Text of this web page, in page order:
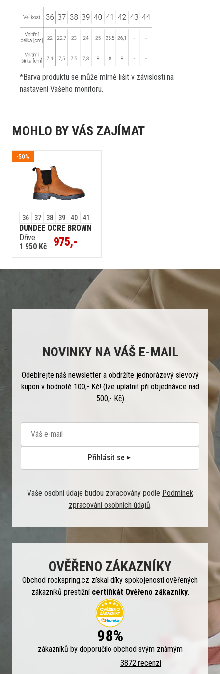
*Barva produktu se může mírně lišit v závislosti na
nastavení Vašeho monitoru.
MOHLO BY VÁS ZAJÍMAT
-50%
36 37 38 39 40 41
DUNDEE OCRE BROWN
Dříve
1 950 Kč
975,-
NOVINKY NA VÁŠ E-MAIL
Odebírejte náš newsletter a obdržíte jednorázový slevový
kupon v hodnotě 100,- Kč! (lze uplatnit při objednávce nad
500,- Kč)
Přihlásit se
Vaše osobní údaje budou zpracovány podle Podmínek
zpracování osobních údajů.
OVĚŘENO ZÁKAZNÍKY
Obchod rockspring.cz získal díky spokojenosti ověřených
zákazníků prestižní certifikát Ověřeno zákazníky.
98%
zákazníků by doporučilo obchod svým známým
3872 recenzí